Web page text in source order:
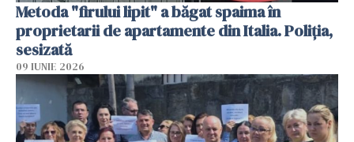
Metoda "firului lipit" a băgat spaima în
proprietarii de apartamente din Italia. Poliția,
sesizată
09 IUNIE 2026